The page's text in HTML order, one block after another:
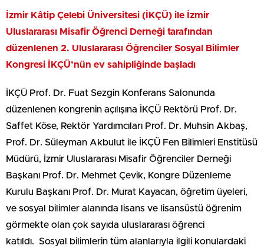
İzmir Kâtip Çelebi Üniversitesi (İKÇÜ) ile İzmir
Uluslararası Misafir Öğrenci Derneği tarafından
düzenlenen 2. Uluslararası Öğrenciler Sosyal Bilimler
Kongresi İKÇÜ’nün ev sahipliğinde başladı
İKÇÜ Prof. Dr. Fuat Sezgin Konferans Salonunda
düzenlenen kongrenin açılışına İKÇÜ Rektörü Prof. Dr.
Saffet Köse, Rektör Yardımcıları Prof. Dr. Muhsin Akbaş,
Prof. Dr. Süleyman Akbulut ile İKÇÜ Fen Bilimleri Enstitüsü
Müdürü, İzmir Uluslararası Misafir Öğrenciler Derneği
Başkanı Prof. Dr. Mehmet Çevik, Kongre Düzenleme
Kurulu Başkanı Prof. Dr. Murat Kayacan, öğretim üyeleri,
ve sosyal bilimler alanında lisans ve lisansüstü öğrenim
görmekte olan çok sayıda uluslararası öğrenci
katıldı. Sosyal bilimlerin tüm alanlarıyla ilgili konulardaki